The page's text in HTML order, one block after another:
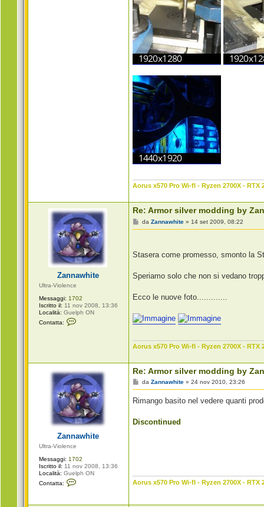
Aorus x570 Pro Wi-fI - Ryzen 2700X - RTX
Zannawhite
Ultra-Violence
Messaggi: 1702
Iscritto il: 11 nov 2008, 13:36
Località: Guelph ON
Contatta:
t
Z
a
n
n
a
w
h
i
e
Re: Armor silver modding by
M
e
g
o
daZannawhite » 14 set 2009, 08:22
Stasera come promesso, smonto la
Speriamo solo che non si vedano
Ecco le nuove foto.............
Aorus x570 Pro Wi-fI - Ryzen 2700X - RTX
Zannawhite
Ultra-Violence
Messaggi: 1702
Iscritto il: 11 nov 2008, 13:36
Località: Guelph ON
Contatta:
Re: Armor silver modding by
M
e
s
g
daZannawhite »24 nov 2010, 23:26
Rimango basito nel vedere quanti
Discontinued
Aorus x570 Pro Wi-fI - Ryzen 2700X - RTX